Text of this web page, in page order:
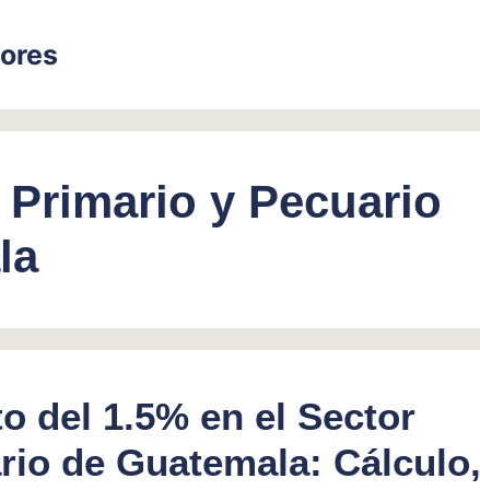
Primario y Pecuario
del 1.5% en el Sector
de Guatemala: Cálculo,